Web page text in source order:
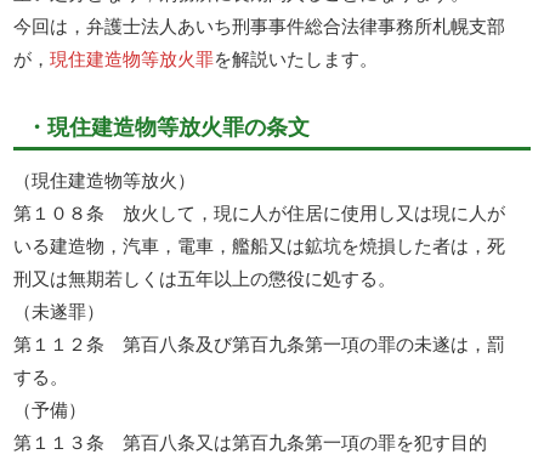
今回は，弁護士法人あいち刑事事件総合法律事務所札幌支部
が，現住建造物等放火罪を解説いたします。
・現住建造物等放火罪の条文
（現住建造物等放火）
第１０８条 放火して，現に人が住居に使用し又は現に人が
いる建造物，汽車，電車，艦船又は鉱坑を焼損した者は，死
刑又は無期若しくは五年以上の懲役に処する。
（未遂罪）
第１１２条 第百八条及び第百九条第一項の罪の未遂は，罰
する。
（予備）
第１１３条 第百八条又は第百九条第一項の罪を犯す目的